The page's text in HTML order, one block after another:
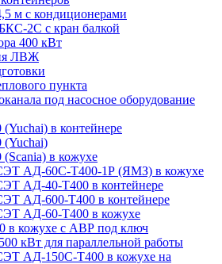
м с кондиционерами
2С с кран балкой
400 кВт
ЛВЖ
пункта
под насосное оборудование
в контейнере
в кожухе
АД-60С-Т400-1Р (ЯМЗ) в кожухе
АД-40-Т400 в контейнере
АД-600-Т400 в контейнере
АД-60-Т400 в кожухе
в кожухе с АВР под ключ
кВт для параллельной работы
АД-150С-Т400 в кожухе на